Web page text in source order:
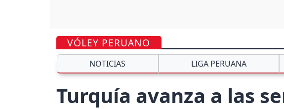
VÓLEY PERUANO
NOTICIAS LIGA PERUANA
Turquía avanza a las